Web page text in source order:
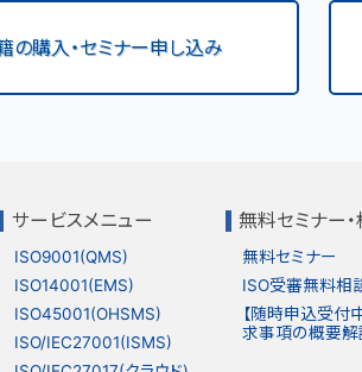
の購入・セミナー申し込み
サービスメニュー
ISO9001(QMS)
ISO14001(EMS)
ISO45001(OHSMS)
ISO/IEC27001(ISMS)
無料セミナー
無料セミナー
ISO受審無料相
【随時申込受付
求事項の概要解